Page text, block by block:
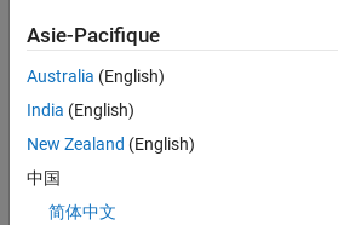
constant),
your
find
the
missing
Asie-Pacifique
Australia (English)
India (English)
New Zealand (English)
中国
简体中文